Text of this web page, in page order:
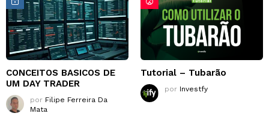
CONCEITOS BASICOS DE
UM DAY TRADER
por Filipe Ferreira Da
Mata
Tutorial – Tubarão
por Investfy